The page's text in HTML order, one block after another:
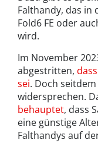
Falthandy, das in
Fold6 FE oder
wird.
Im November
abgestritten,
sei. Doch
widersprechen.
behauptet, dass
eine günstige
Falthandys auf